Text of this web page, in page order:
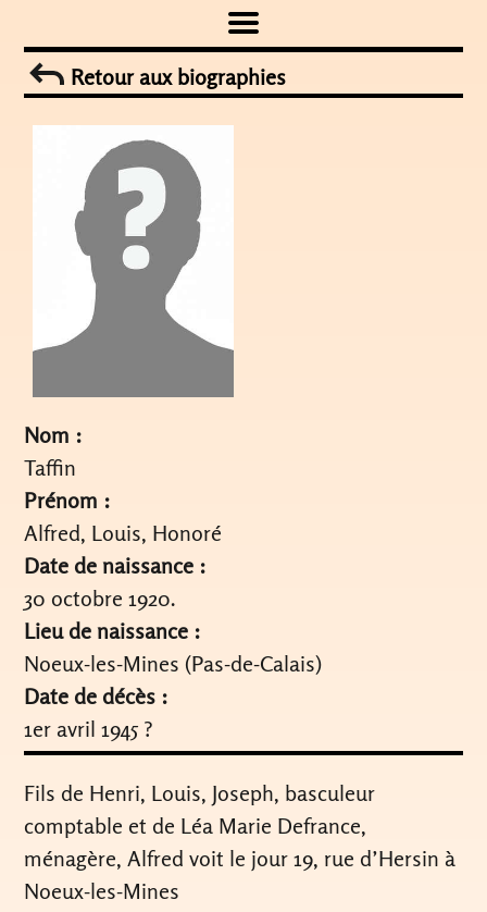
to
contentRetour aux biographies
Nom :
Taffin
Prénom :
Alfred, Louis, Honoré
Date de naissance :
30 octobre 1920.
Lieu de naissance :
Noeux-les-Mines (Pas-de-Calais)
Date de décès :
1er avril 1945 ?
Fils de Henri, Louis, Joseph, basculeur
comptable et de Léa Marie Defrance,
ménagère, Alfred voit le jour 19, rue d’Hersin à
Noeux-les-Mines